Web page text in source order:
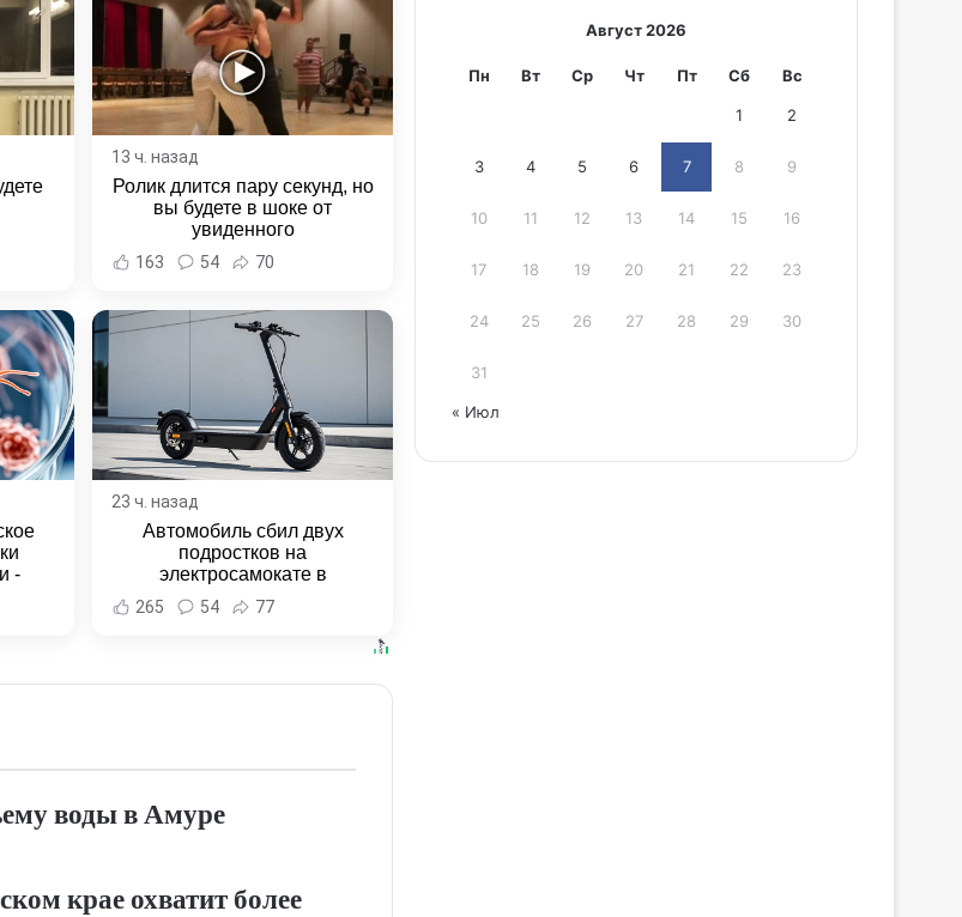
13 ч. назад
Ролик длится пару секунд, но
вы будете в шоке от
увиденного
163 54 70
-
и
23 ч. назад
Автомобиль сбил двух
подростков на
электросамокате в
Комсомольске-на-Амуре -
Новости Хабаровска и
265 54 77
воды в Амуре
крае охватит более
Август 2026
Пн Вт Ср Чт Пт Сб Вс
1 2
3 4 5 6 7 8 9
10 11 12 13 14 15 16
17 18 19 20 21 22 23
24 25 26 27 28 29 30
31
« Июл